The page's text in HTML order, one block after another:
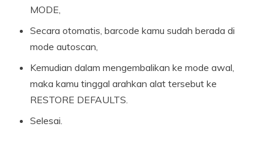
MODE,
Secara otomatis, barcode kamu sudah berada di
mode autoscan,
Kemudian dalam mengembalikan ke mode awal,
maka kamu tinggal arahkan alat tersebut ke
RESTORE DEFAULTS.
Selesai.